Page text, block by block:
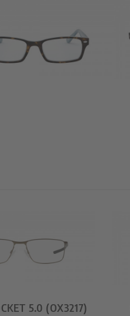
5.0 (OX3217)